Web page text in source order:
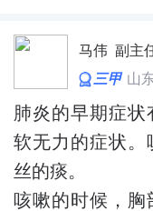
马伟 副主
三甲 山
肺炎的早期症
软无力的症状。
丝的痰。
咳嗽的时候，胸